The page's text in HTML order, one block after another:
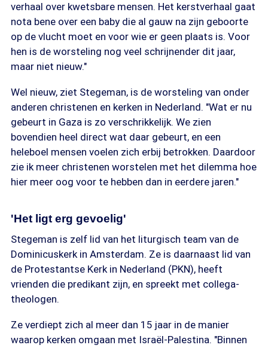
verhaal over kwetsbare mensen. Het kerstverhaal gaat
nota bene over een baby die al gauw na zijn geboorte
op de vlucht moet en voor wie er geen plaats is. Voor
hen is de worsteling nog veel schrijnender dit jaar,
maar niet nieuw."
Wel nieuw, ziet Stegeman, is de worsteling van onder
anderen christenen en kerken in Nederland. "Wat er nu
gebeurt in Gaza is zo verschrikkelijk. We zien
bovendien heel direct wat daar gebeurt, en een
heleboel mensen voelen zich erbij betrokken. Daardoor
zie ik meer christenen worstelen met het dilemma hoe
hier meer oog voor te hebben dan in eerdere jaren."
'Het ligt erg gevoelig'
Stegeman is zelf lid van het liturgisch team van de
Dominicuskerk in Amsterdam. Ze is daarnaast lid van
de Protestantse Kerk in Nederland (PKN), heeft
vrienden die predikant zijn, en spreekt met collega-
theologen.
Ze verdiept zich al meer dan 15 jaar in de manier
waarop kerken omgaan met Israël-Palestina. "Binnen